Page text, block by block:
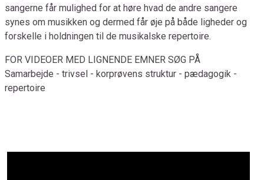
sangerne får mulighed for at høre hvad de andre sangere
synes om musikken og dermed får øje på både ligheder og
forskelle i holdningen til de musikalske repertoire.
FOR VIDEOER MED LIGNENDE EMNER SØG PÅ
Samarbejde - trivsel - korprøvens struktur - pædagogik -
repertoire